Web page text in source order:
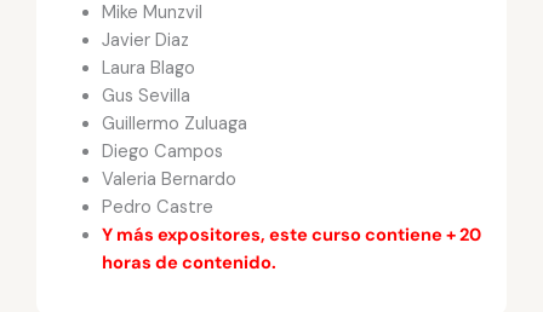
Mike Munzvil
Javier Diaz
Laura Blago
Gus Sevilla
Guillermo Zuluaga
Diego Campos
Valeria Bernardo
Pedro Castre
Y más expositores, este curso contiene + 20
horas de contenido.